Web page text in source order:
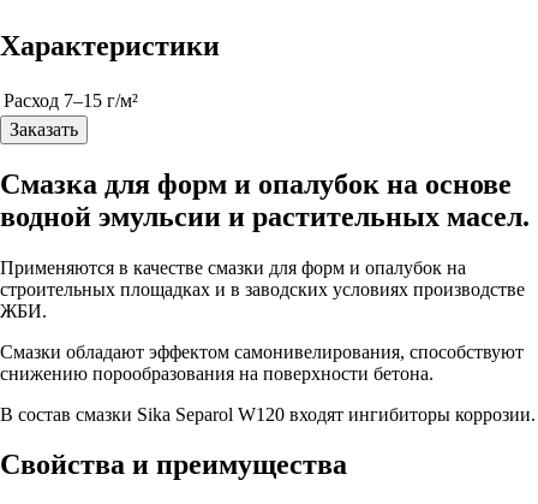
Характеристики
Pасход 7–15 г/м²
Заказать
Смазка для форм и опалубок на основе
водной эмульсии и растительных масел.
Применяются в качестве смазки для форм и опалубок на
строительных площадках и в заводских условиях производстве
ЖБИ.
Смазки обладают эффектом самонивелирования, способствуют
снижению порообразования на поверхности бетона.
В состав смазки Sika Separol W120 входят ингибиторы коррозии.
Свойства и преимущества